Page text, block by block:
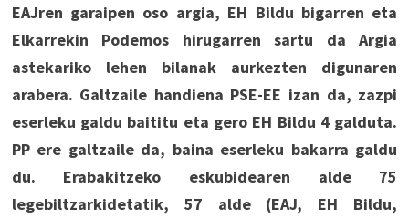
EAJren garaipen oso argia, EH Bildu bigarren eta
Elkarrekin Podemos hirugarren sartu da Argia
astekariko lehen bilanak aurkezten digunaren
arabera. Galtzaile handiena PSE-EE izan da, zazpi
eserleku galdu baititu eta gero EH Bildu 4 galduta.
PP ere galtzaile da, baina eserleku bakarra galdu
du. Erabakitzeko eskubidearen alde 75
legebiltzarkidetatik, 57 alde (EAJ, EH Bildu,